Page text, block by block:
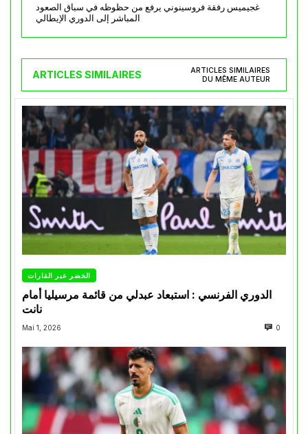
غجيميس رفقة فروسينوني يرفع من حظوظه في سباق الصعود
المباشر إلى الدوري الإيطالي
ARTICLES SIMILAIRES
ARTICLES SIMILAIRES
DU MÊME AUTEUR
الخضر عبر القارات
الدوري الفرنسي : استبعاد عبدلي من قائمة مرسيليا أمام
نانت
Mai 1, 2026 0